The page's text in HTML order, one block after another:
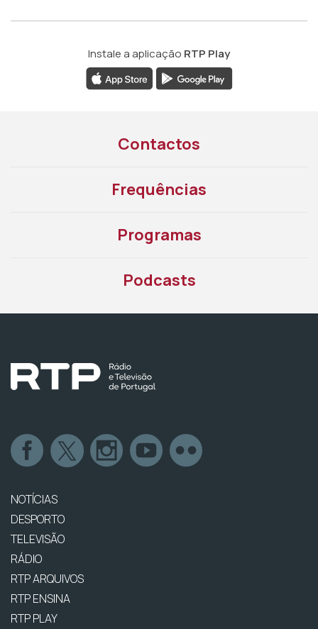
Instale a aplicação RTP Play
Contactos
Frequências
Programas
Podcasts
NOTÍCIAS
DESPORTO
TELEVISÃO
RÁDIO
RTP ARQUIVOS
RTP ENSINA
RTP PLAY